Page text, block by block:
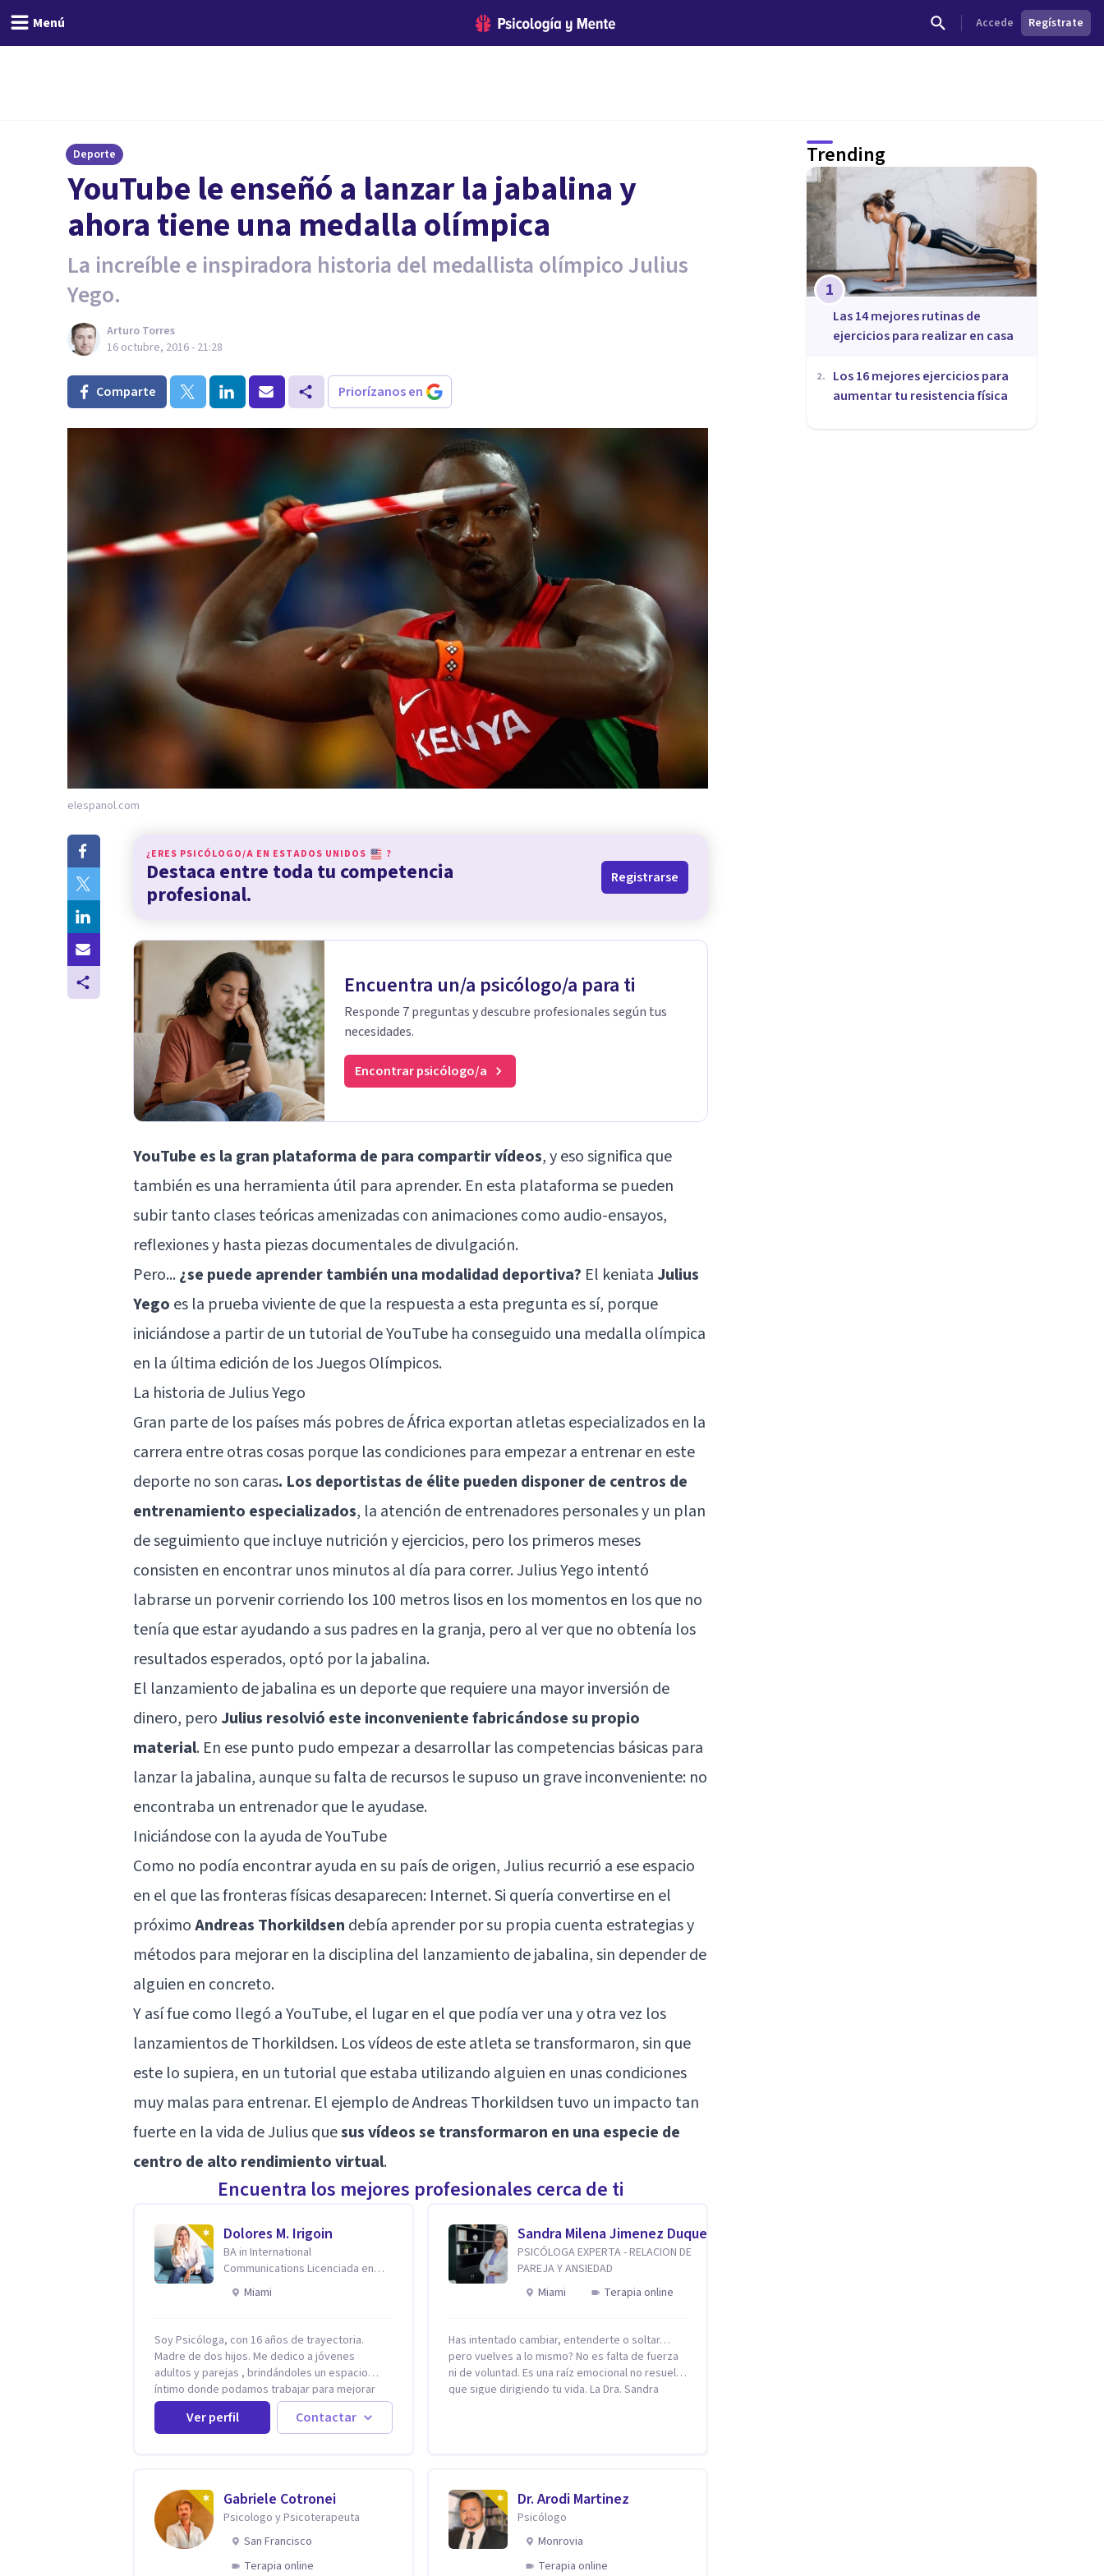
Menú Accede Regístrate
Deporte
​YouTube le enseñó a lanzar la jabalina y
ahora tiene una medalla olímpica
La increíble e inspiradora historia del medallista olímpico Julius
Yego.
Arturo Torres
16 octubre, 2016 - 21:28
Comparte Priorízanos en
elespanol.com
¿ERES PSICÓLOGO/A EN ESTADOS UNIDOS ?
Destaca entre toda tu competencia
profesional.
Registrarse
Encuentra un/a psicólogo/a para ti
Responde 7 preguntas y descubre profesionales según tus
necesidades.
Encontrar psicólogo/a
YouTube es la gran plataforma de para compartir vídeos, y eso significa que
también es una herramienta útil para aprender. En esta plataforma se pueden
subir tanto clases teóricas amenizadas con animaciones como audio-ensayos,
reflexiones y hasta piezas documentales de divulgación.
Pero...¿se puede aprender también una modalidad deportiva? El keniataJulius
Yego es la prueba viviente de que la respuesta a esta pregunta es sí, porque
iniciándose a partir de un tutorial de YouTube ha conseguido una medalla olímpica
en la última edición de los Juegos Olímpicos.
La historia de Julius Yego
Gran parte de los países más pobres de África exportan atletas especializados en la
carrera entre otras cosas porque las condiciones para empezar a entrenar en este
deporte no son caras. Los deportistas de élite pueden disponer de centros de
entrenamiento especializados, la atención de entrenadores personales y un plan
de seguimiento que incluye nutrición y ejercicios, pero los primeros meses
consisten en encontrar unos minutos al día para correr. Julius Yego intentó
labrarse un porvenir corriendo los 100 metros lisos en los momentos en los que no
tenía que estar ayudando a sus padres en la granja, pero al ver que no obtenía los
resultados esperados, optó por la jabalina.
El lanzamiento de jabalina es un deporte que requiere una mayor inversión de
dinero, peroJulius resolvió este inconveniente fabricándose su propio
material. En ese punto pudo empezar a desarrollar las competencias básicas para
lanzar la jabalina, aunque su falta de recursos le supuso un grave inconveniente: no
encontraba un entrenador que le ayudase.
Iniciándose con la ayuda de YouTube
Como no podía encontrar ayuda en su país de origen, Julius recurrió a ese espacio
en el que las fronteras físicas desaparecen: Internet. Si quería convertirse en el
próximoAndreas Thorkildsen debía aprender por su propia cuenta estrategias y
métodos para mejorar en la disciplina del lanzamiento de jabalina, sin depender de
alguien en concreto.
Y así fue como llegó a YouTube, el lugar en el que podía ver una y otra vez los
lanzamientos de Thorkildsen. Los vídeos de este atleta se transformaron, sin que
este lo supiera, en un tutorial que estaba utilizando alguien en unas condiciones
muy malas para entrenar. El ejemplo de Andreas Thorkildsen tuvo un impacto tan
fuerte en la vida de Julius quesus vídeos se transformaron en una especie de
centro de alto rendimiento virtual.
Encuentra los mejores profesionales cerca de ti
Dolores M. Irigoin
BA in International
Communications Licenciada en
Psicologia Filosofia China en
Harvard
Miami
Soy Psicóloga, con 16 años de trayectoria.
Madre de dos hijos. Me dedico a jóvenes
adultos y parejas , brindándoles un espacio
íntimo donde podamos trabajar para mejorar
todos los aspectos de sus vidas. Conozco
primero a los padres, en el caso de niños u
adolescentes, para luego seguir la terapia con
conteniendo paralelamente a los padres y
brindándoles un espacio de seguridad. Hago
terapia de pareja y adultos con método
integrativo. Más información en: intherapy.today
Ver perfil Contactar
Sandra Milena Jimenez Duque
PSICÓLOGA EXPERTA - RELACION DE
PAREJA Y ANSIEDAD
Miami
Terapia online
Has intentado cambiar, entenderte o soltar…
pero vuelves a lo mismo? No es falta de fuerza
ni de voluntad. Es una raíz emocional no resuelta
que sigue dirigiendo tu vida. La Dra. Sandra
conflictos de pareja. Ha trabajado con pacientes
en diferentes países, acompañando procesos
complejos. Su enfoque terapéutico se
diferencia por una premisa clara: no trabaja el
síntoma, trabaja la raíz que lo origina. Su
metodología interviene en tres niveles:
Gabriele Cotronei
Psicologo y Psicoterapeuta
San Francisco
Terapia online
Dr. Arodi Martinez
Psicólogo
Monrovia
Terapia online
Trending
1
Las 14 mejores rutinas de
ejercicios para realizar en casa
2.
Los 16 mejores ejercicios para
aumentar tu resistencia física